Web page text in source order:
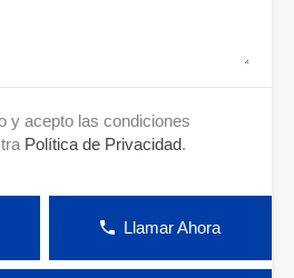
y acepto las condiciones
Política de Privacidad.
Llamar Ahora